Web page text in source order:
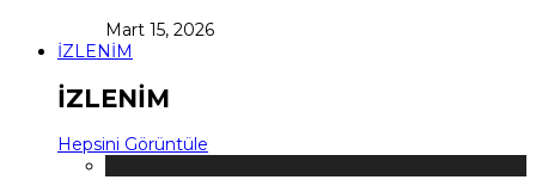
Mart 15, 2026
İZLENİM
İZLENİM
Hepsini Görüntüle